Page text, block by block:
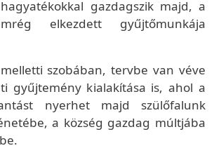
gazdagszik majd, a
elkezdett gyűjtőmunkája
szobában, tervbe van véve
gyűjtemény kialakítása is, ahol a
nyerhet majd szülőfalunk
a község gazdag múltjába